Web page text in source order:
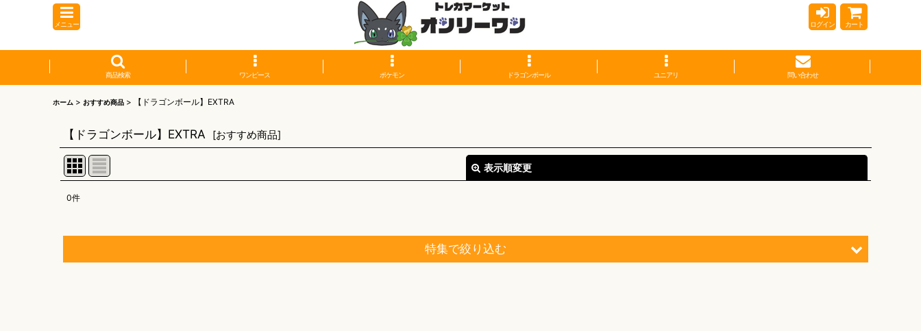
メニュー ログイン カート
商品検索 ワンピース ポケモン ドラゴンボール ユニアリ 問い合わせ
ホーム > おすすめ商品 > 【ドラゴンボール】EXTRA
【ドラゴンボール】EXTRA [おすすめ商品]
表示順変更
0件
特集で絞り込む